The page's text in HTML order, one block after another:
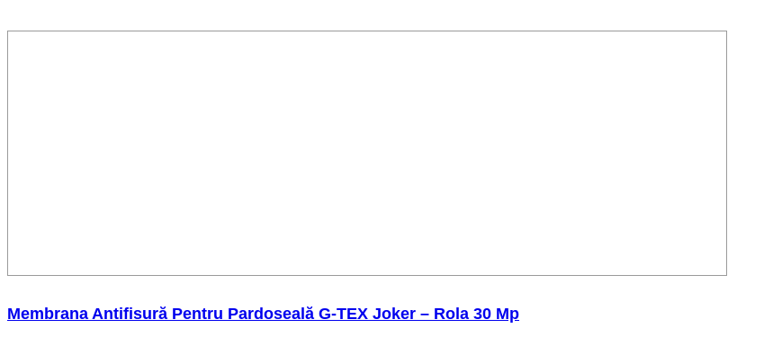
Membrana Antifisură Pentru Pardoseală G-TEX Joker – Rola 30 Mp